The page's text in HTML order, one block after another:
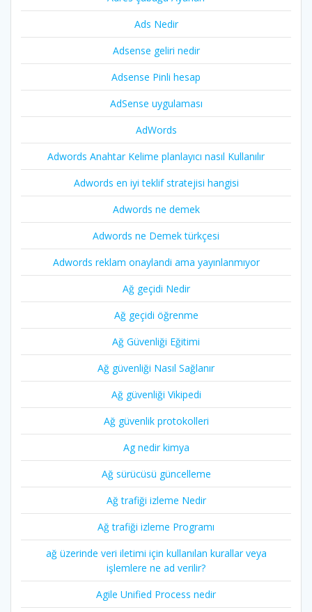
Ads Nedir
Adsense geliri nedir
Adsense Pinli hesap
AdSense uygulaması
AdWords
Adwords Anahtar Kelime planlayıcı nasıl Kullanılır
Adwords en iyi teklif stratejisi hangisi
Adwords ne demek
Adwords ne Demek türkçesi
Adwords reklam onaylandi ama yayınlanmıyor
Ağ geçidi Nedir
Ağ geçidi öğrenme
Ağ Güvenliği Eğitimi
Ağ güvenliği Nasıl Sağlanır
Ağ güvenliği Vikipedi
Ağ güvenlik protokolleri
Ag nedir kimya
Ağ sürücüsü güncelleme
Ağ trafiği izleme Nedir
Ağ trafiği izleme Programı
ağ üzerinde veri iletimi için kullanılan kurallar veya
işlemlere ne ad verilir?
Agile Unified Process nedir